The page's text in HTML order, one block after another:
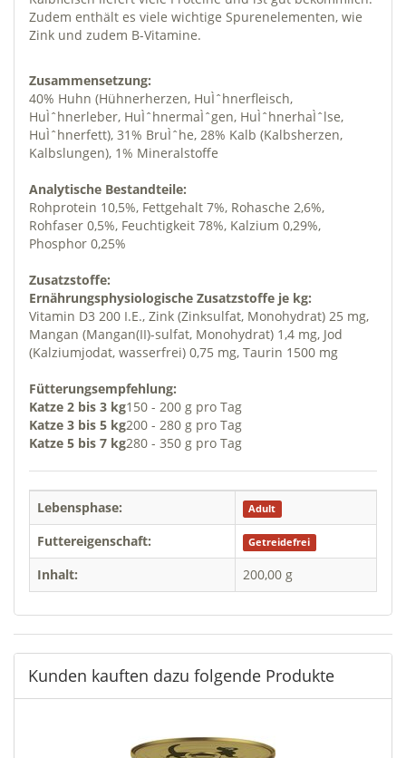
Zudem enthält es viele wichtige Spurenelementen, wie
Zink und zudem B-Vitamine.
Zusammensetzung:
40% Huhn (Hühnerherzen, HuÌˆhnerfleisch,
HuÌˆhnerleber, HuÌˆhnermaÌˆgen, HuÌˆhnerhaÌˆlse,
HuÌˆhnerfett), 31% BruÌˆhe, 28% Kalb (Kalbsherzen,
Kalbslungen), 1% Mineralstoffe
Analytische Bestandteile:
Rohprotein 10,5%, Fettgehalt 7%, Rohasche 2,6%,
Rohfaser 0,5%, Feuchtigkeit 78%, Kalzium 0,29%,
Phosphor 0,25%
Zusatzstoffe:
Ernährungsphysiologische Zusatzstoffe je kg:
Vitamin D3 200 I.E., Zink (Zinksulfat, Monohydrat) 25 mg,
Mangan (Mangan(II)-sulfat, Monohydrat) 1,4 mg, Jod
(Kalziumjodat, wasserfrei) 0,75 mg, Taurin 1500 mg
Fütterungsempfehlung:
Katze 2 bis 3 kg150 - 200 g pro Tag
Katze 3 bis 5 kg200 - 280 g pro Tag
Katze 5 bis 7 kg280 - 350 g pro Tag
Lebensphase: Adult
Futtereigenschaft: Getreidefrei
Inhalt: 200,00 g
Kunden kauften dazu folgende Produkte